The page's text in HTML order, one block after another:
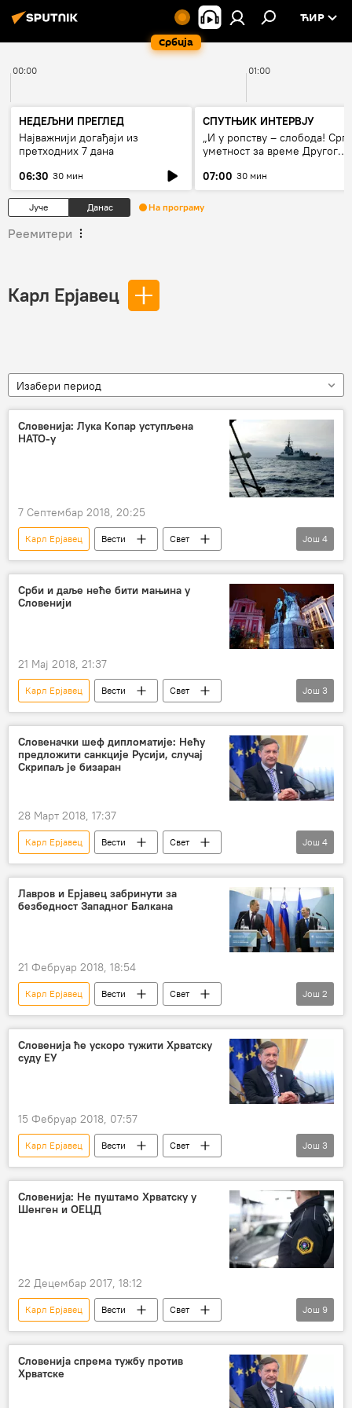
Србија
ЋИР
00:00 01:00
НЕДЕЉНИ ПРЕГЛЕД
Најважнији догађаји из
претходних 7 дана
06:30 30 мин
СПУТЊИК ИНТЕРВЈУ
„И у ропству – слобода!
уметност за време Другог
07:00 30 мин
Јуче Данас На програму
Реемитери
Карл Ерјавец
Изабери период
Словенија: Лука Копар уступљена
НАТО-у
7 Септембар 2018, 20:25
Карл Ерјавец Вести
Свет
Словенија
Јелко Кацин
НАТО
Европа
Још 4
Срби и даље неће бити мањина у
Словенији
21 Мај 2018, 21:37
Карл Ерјавец Вести
Свет
Словенија
националне мањине
Још 3
Словеначки шеф дипломатије: Нећу
предложити санкције Русији, случај
Скрипаљ је бизаран
28 Март 2018, 17:37
Карл Ерјавец Вести
Свет
Словенија
Сергеј Скрипаљ
Регион
Још 4
Лавров и Ерјавец забринути за
безбедност Западног Балкана
21 Фебруар 2018, 18:54
Карл Ерјавец Вести
Свет
Сергеј Лавров
Регион
Још 2
Словенија ће ускоро тужити Хрватску
суду ЕУ
15 Фебруар 2018, 07:57
Карл Ерјавец Вести
Свет
Словенија
Хрватска Регион
Још 3
Словенија: Не пуштамо Хрватску у
Шенген и ОЕЦД
22 Децембар 2017, 18:12
Карл Ерјавец Вести
Свет
Словенија
Пирански залив
Миро Церар
Андреј Пленковић
ОЕЦД
Још 9
Словенија спрема тужбу против
Хрватске